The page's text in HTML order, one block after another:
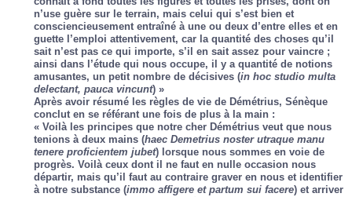
n’use guère sur le terrain, mais celui qui s’est bien et
consciencieusement entraîné à une ou deux d’entre elles et en
guette l’emploi attentivement, car la quantité des choses qu’il
sait n’est pas ce qui importe, s’il en sait assez pour vaincre ;
ainsi dans l’étude qui nous occupe, il y a quantité de notions
amusantes, un petit nombre de décisives (in hoc studio multa
delectant, pauca vincunt) »
Après avoir résumé les règles de vie de Démétrius, Sénèque
conclut en se référant une fois de plus à la main :
« Voilà les principes que notre cher Démétrius veut que nous
tenions à deux mains (haec Demetrius noster utraque manu
tenere proficientem jubet) lorsque nous sommes en voie de
progrès. Voilà ceux dont il ne faut en nulle occasion nous
départir, mais qu’il faut au contraire graver en nous et identifier
à notre substance (immo affigere et partum sui facere) et arriver